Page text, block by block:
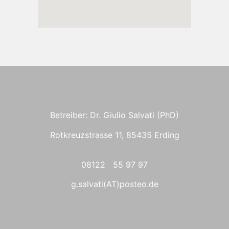
Betreiber: Dr. Giulio Salvati (PhD)
Rotkreuzstrasse 11, 85435 Erding
08122 55 97 97
g.salvati(AT)posteo.de